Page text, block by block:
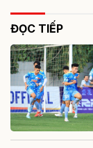
ĐỌC TIẾP